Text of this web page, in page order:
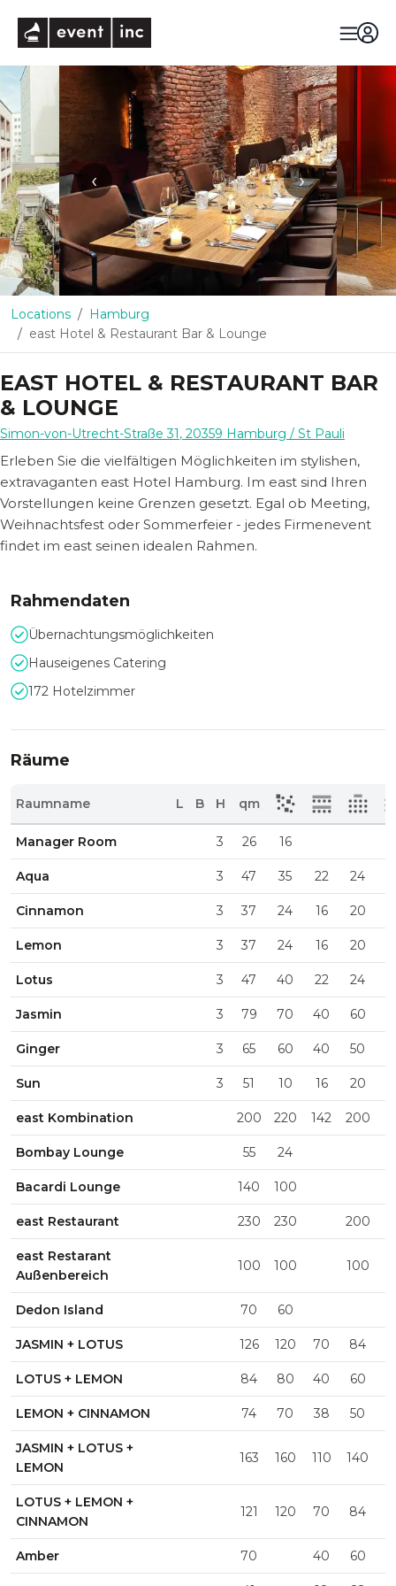
‹ ›
Locations
Hamburg
east Hotel & Restaurant Bar & Lounge
EAST HOTEL & RESTAURANT BAR
& LOUNGE
Simon-von-Utrecht-Straße 31, 20359 Hamburg / St Pauli
Erleben Sie die vielfältigen Möglichkeiten im stylishen,
extravaganten east Hotel Hamburg. Im east sind Ihren
Vorstellungen keine Grenzen gesetzt. Egal ob Meeting,
Weihnachtsfest oder Sommerfeier - jedes Firmenevent
findet im east seinen idealen Rahmen.
Rahmendaten
Übernachtungsmöglichkeiten
Hauseigenes Catering
172 Hotelzimmer
Räume
Raumname L B H qm
Manager Room 3 26 16
Aqua 3 47 35 22 24
Cinnamon 3 37 24 16 20
Lemon 3 37 24 16 20
Lotus 3 47 40 22 24
Jasmin 3 79 70 40 60
Ginger 3 65 60 40 50
Sun 3 51 10 16 20
east Kombination 200 220 142 200
Bombay Lounge 55 24
Bacardi Lounge 140 100
east Restaurant 230 230 200
east Restarant
Außenbereich
100 100 100
Dedon Island 70 60
JASMIN + LOTUS 126 120 70 84
LOTUS + LEMON 84 80 40 60
LEMON + CINNAMON 74 70 38 50
JASMIN + LOTUS +
LEMON
163 160 110 140
LOTUS + LEMON +
CINNAMON
121 120 70 84
Amber 70 40 60